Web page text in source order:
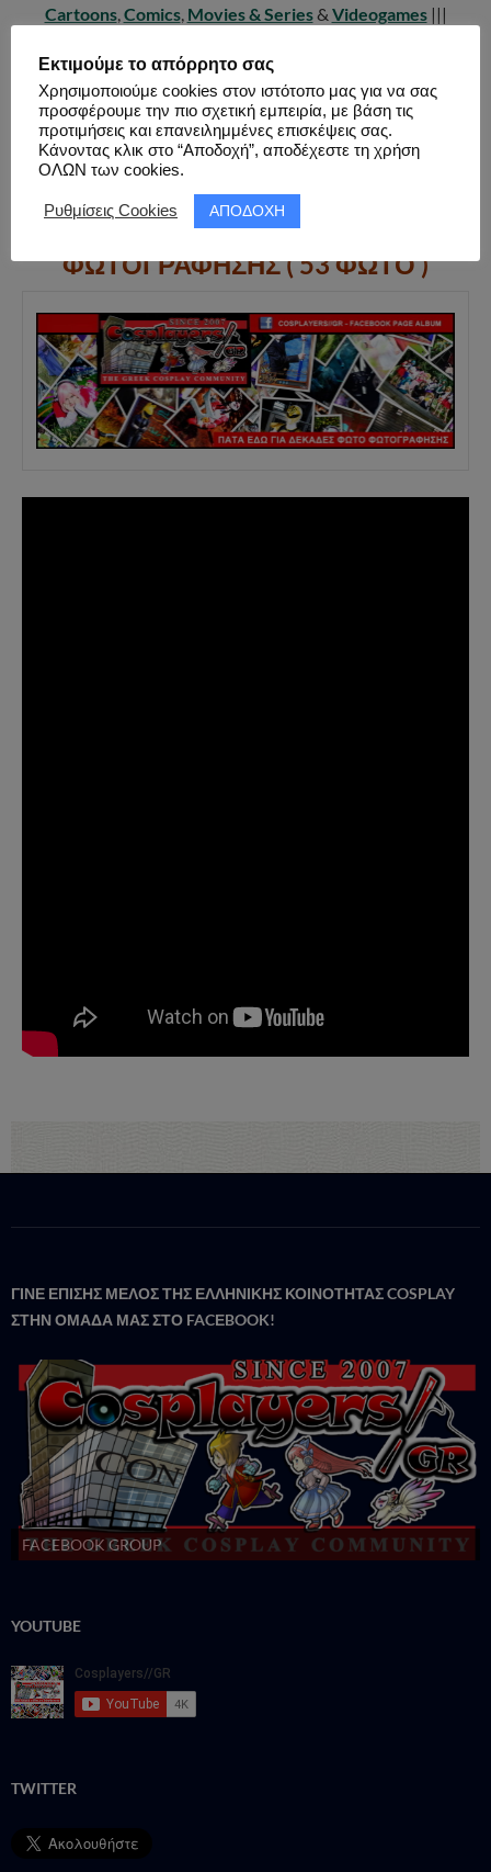
Cartoons,Comics, Movies & Series& Videogames|||
Εκδηλώσεων|||Σύνδεσμοι:Page
Youtube,Twitter ,Instagram|||
FACEBOOK PAGE ALBUM
ΦΩΤΟ ΕΞΩΤΕΡΙΚΗΣ
ΦΩΤΟΓΡΑΦΗΣΗΣ ( 53 ΦΩΤΟ )
ΓΙΝΕ ΕΠΙΣΗΣ ΜΕΛΟΣ ΤΗΣ ΕΛΛΗΝΙΚΗΣ ΚΟΙΝΟΤΗΤΑΣ COSPLAY
ΣΤΗΝ ΟΜΑΔΑ ΜΑΣ ΣΤΟ FACΕBOOK!
FACEBOOK GROUP
YOUTUBE
TWITTER
Εκτιμούμε το απόρρητο σας
Χρησιμοποιούμε cookies στον ιστότοπο μας για να σας
προσφέρουμε την πιο σχετική εμπειρία, με βάση τις
προτιμήσεις και επανειλημμένες επισκέψεις σας.
Κάνοντας κλικ στο “Αποδοχή”, αποδέχεστε τη χρήση
ΟΛΩΝ των cookies.
Ρυθμίσεις Cookies ΑΠΟΔΟΧΗ